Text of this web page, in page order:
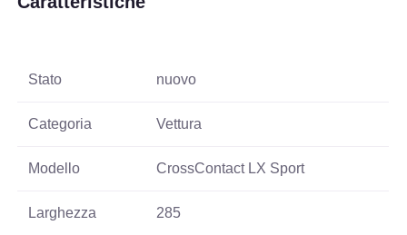
Stato nuovo
Categoria Vettura
Modello CrossContact LX Sport
Larghezza 285